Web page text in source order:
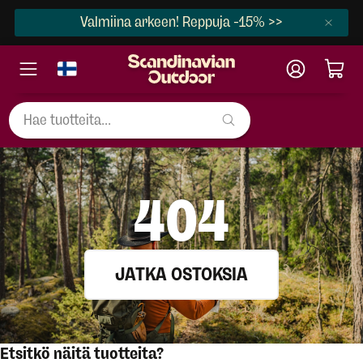
Valmiina arkeen! Reppuja -15% >>
404
JATKA OSTOKSIA
Etsitkö näitä tuotteita?